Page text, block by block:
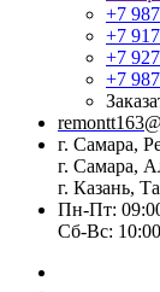
+7
+7
+7
+7
г. Самара,
г. Самара,
г. Казань,
Пн-Пт:
Сб-Вс: